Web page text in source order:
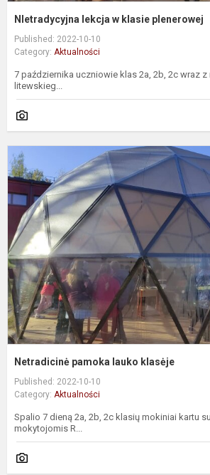
NIetradycyjna lekcja w klasie plenerowej
Published: 2022-10-10
Category: Aktualności
7 października uczniowie klas 2a, 2b, 2c wraz
litewskieg...
Netradicinė pamoka lauko klasėje
Published: 2022-10-10
Category: Aktualności
Spalio 7 dieną 2a, 2b, 2c klasių mokiniai kartu
mokytojomis R...